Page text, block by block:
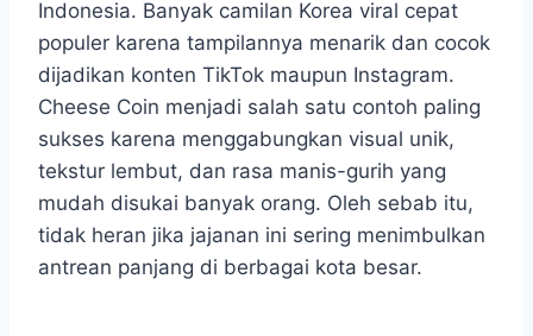
Indonesia. Banyak camilan Korea viral cepat
populer karena tampilannya menarik dan cocok
dijadikan konten TikTok maupun Instagram.
Cheese Coin menjadi salah satu contoh paling
sukses karena menggabungkan visual unik,
tekstur lembut, dan rasa manis-gurih yang
mudah disukai banyak orang. Oleh sebab itu,
tidak heran jika jajanan ini sering menimbulkan
antrean panjang di berbagai kota besar.